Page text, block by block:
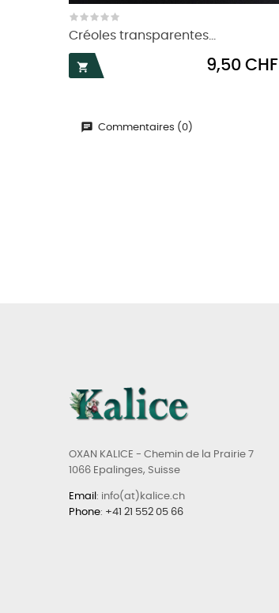
Créoles transparentes...

Prix
9,50 CHF
Commentaires (0)
OXAN KALICE - Chemin de la Prairie 7
1066 Epalinges, Suisse
Email : info(at)kalice.ch
Phone: +41 21 552 05 66